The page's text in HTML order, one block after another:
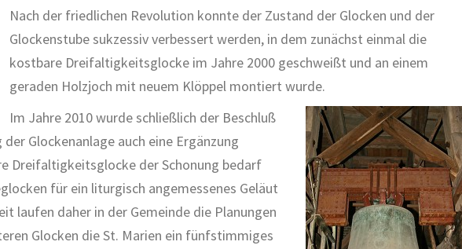
Nach der friedlichen Revolution konnte der Zustand der Glocken und der
Glockenstube sukzessiv verbessert werden, in dem zunächst einmal die
kostbare Dreifaltigkeitsglocke im Jahre 2000 geschweißt und an einem
geraden Holzjoch mit neuem Klöppel montiert wurde.
Im Jahre 2010 wurde schließlich der Beschluß
Glockenanlage auch eine Ergänzung
Dreifaltigkeitsglocke der Schonung bedarf
für ein liturgisch angemessenes Geläut
laufen daher in der Gemeinde die Planungen
Glocken die St. Marien ein fünfstimmiges